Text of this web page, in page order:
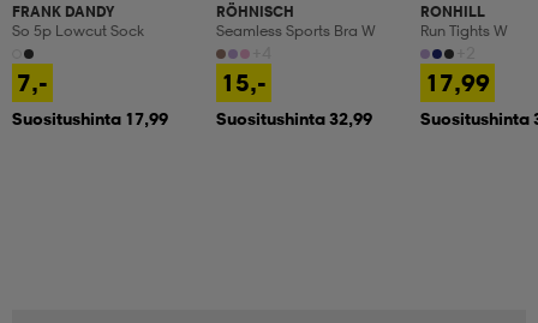
FRANK DANDY
So 5p Lowcut Sock
7,-
Suositushinta 17,99
RÖHNISCH
Seamless Sports Bra W
15,-
Suositushinta 32,99
RONHILL
Run Tights W
17,99
Suositushinta